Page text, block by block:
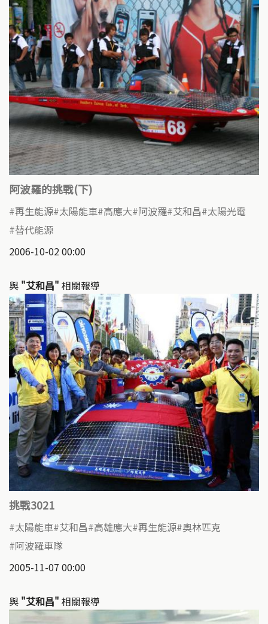
阿波羅的挑戰(下)
再生能源 太陽能車 高應大 阿波羅 艾和昌 太陽光電
替代能源
2006-10-02 00:00
與 "艾和昌" 相關報導
挑戰3021
太陽能車 艾和昌 高雄應大 再生能源 奧林匹克
阿波羅車隊
2005-11-07 00:00
與 "艾和昌" 相關報導